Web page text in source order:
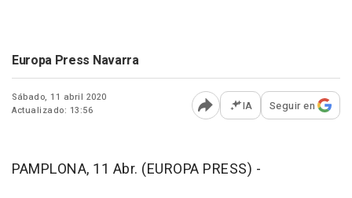
Europa Press Navarra
Sábado, 11 abril 2020
Actualizado: 13:56
Abrir opciones para
IA Seguir en
PAMPLONA, 11 Abr. (EUROPA PRESS) -